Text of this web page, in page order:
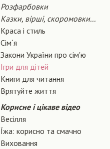
Розфарбовки
Казки, вірші, скоромовки...
Краса і стиль
Сiм´я
Закони України про сiм'ю
Ігри для дітей
Книги для читання
Врятуйте життя
Корисне і цікаве відео
Весілля
Їжа: корисно та смачно
Виховання